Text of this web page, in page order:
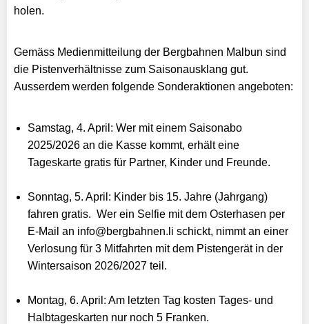
holen.
Gemäss Medienmitteilung der Bergbahnen Malbun sind
die Pistenverhältnisse zum Saisonausklang gut.
Ausserdem werden folgende Sonderaktionen angeboten:
Samstag, 4. April: Wer mit einem Saisonabo
2025/2026 an die Kasse kommt, erhält eine
Tageskarte gratis für Partner, Kinder und Freunde.
Sonntag, 5. April: Kinder bis 15. Jahre (Jahrgang)
fahren gratis. Wer ein Selfie mit dem Osterhasen per
E-Mail an info@bergbahnen.li schickt, nimmt an einer
Verlosung für 3 Mitfahrten mit dem Pistengerät in der
Wintersaison 2026/2027 teil.
Montag, 6. April: Am letzten Tag kosten Tages- und
Halbtageskarten nur noch 5 Franken.